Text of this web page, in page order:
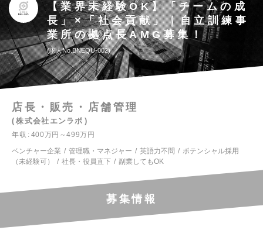
【業界未経験OK】「チームの成
長」×「社会貢献」｜自立訓練事
業所の拠点長AMG募集！
求人No.BNEQU-002
店長・販売・店舗管理
株式会社エンラボ
年収
400万円～499万円
ベンチャー企業
管理職・マネジャー 英語力不問
ポテンシャル採用
（未経験可）
社長・役員直下 副業してもOK
募集情報